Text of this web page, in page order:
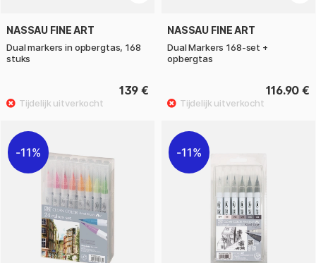
NASSAU FINE ART
Dual markers in opbergtas, 168
stuks
139 €
NASSAU FINE ART
Dual Markers 168-set +
opbergtas
116.90 €
11% 11%